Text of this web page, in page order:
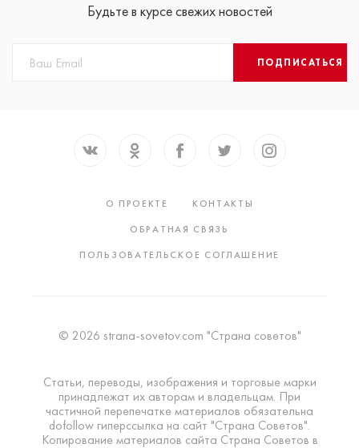
Будьте в курсе свежих новостей
ПОДПИСАТЬСЯ
О ПРОЕКТЕ
КОНТАКТЫ
ОБРАТНАЯ СВЯЗЬ
ПОЛЬЗОВАТЕЛЬСКОЕ СОГЛАШЕНИЕ
© 2026 strana-sovetov.com "Страна советов"
Статьи, переводы, изображения и торговые марки
принадлежат их авторам и владельцам. При
частичной перепечатке материалов обязательна
dofollow гиперссылка на сайт "Страна Советов".
Копирование материалов сайта Страна Советов в